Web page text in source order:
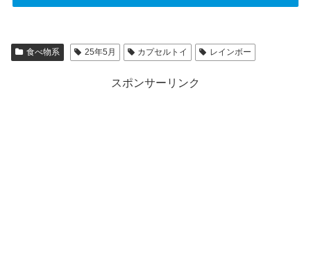
食べ物系 25年5月 カプセルトイ レインボー
スポンサーリンク